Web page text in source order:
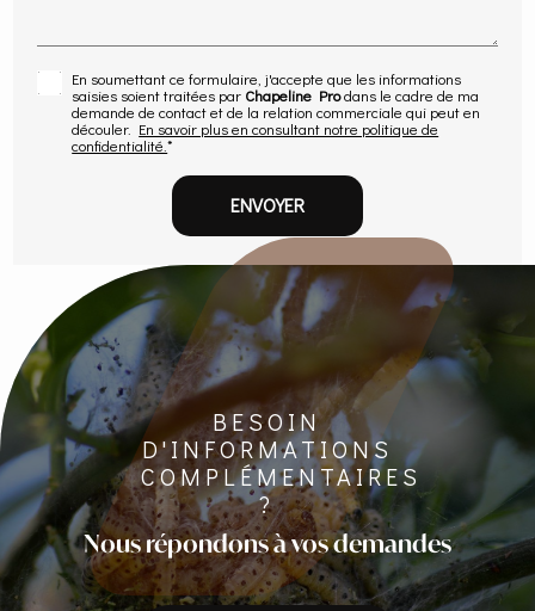
En soumettant ce formulaire, j'accepte que les informations
saisies soient traitées par Chapeline Prodans le cadre de ma
demande de contact et de la relation commerciale qui peut en
découler. En savoir plus en consultant notre politique de
confidentialité.*
BESOIN
D'INFORMATIONS
COMPLÉMENTAIRES
?
Nous répondons à vos demandes